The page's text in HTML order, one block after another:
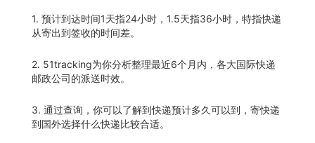
1. 预计到达时间1天指24小时，1.5天指36小时，特指快递
从寄出到签收的时间差。
2. 51tracking为你分析整理最近6个月内，各大国际快递
邮政公司的派送时效。
3. 通过查询，你可以了解到快递预计多久可以到，寄快递
到国外选择什么快递比较合适。